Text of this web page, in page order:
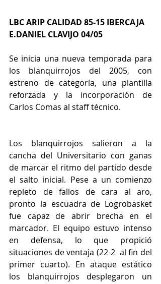
LBC ARIP CALIDAD 85-15 IBERCAJA
E.DANIEL CLAVIJO 04/05
Se inicia una nueva temporada para
los blanquirrojos del 2005, con
estreno de categoría, una plantilla
reforzada y la incorporación de
Carlos Comas al staff técnico.
Los blanquirrojos salieron a la
cancha del Universitario con ganas
de marcar el ritmo del partido desde
el salto inicial. Pese a un comienzo
repleto de fallos de cara al aro,
pronto la escuadra de Logrobasket
fue capaz de abrir brecha en el
marcador. El equipo estuvo intenso
en defensa, lo que propició
situaciones de ventaja (22-2  al fin del
primer cuarto). En ataque estático
los blanquirrojos desplegaron un